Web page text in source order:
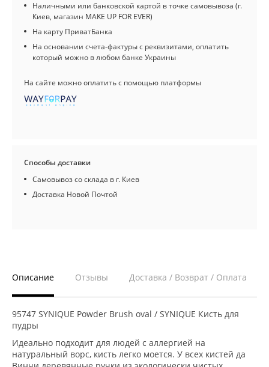
Наличными или банковской картой в точке самовывоза (г.
Киев, магазин MAKE UP FOR EVER)
На карту ПриватБанка
На основании счета-фактуры с реквизитами, оплатить
который можно в любом банке Украины
На сайте можно оплатить с помощью платформы
Способы доставки
Самовывоз со склада в г. Киев
Доставка Новой Почтой
Описание Отзывы Доставка / Возврат / Оплата
95747 SYNIQUE Powder Brush oval / SYNIQUE Кисть для
пудры
Идеально подходит для людей с аллергией на
натуральный ворс, кисть легко моется. У всех кистей да